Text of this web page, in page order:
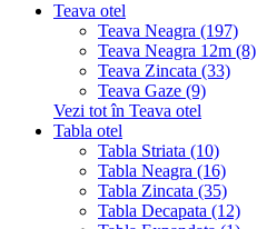
Teava otel
Teava Neagra (197)
Teava Neagra 12m (8)
Teava Zincata (33)
Teava Gaze (9)
Vezi tot în Teava otel
Tabla otel
Tabla Striata (10)
Tabla Neagra (16)
Tabla Zincata (35)
Tabla Decapata (12)